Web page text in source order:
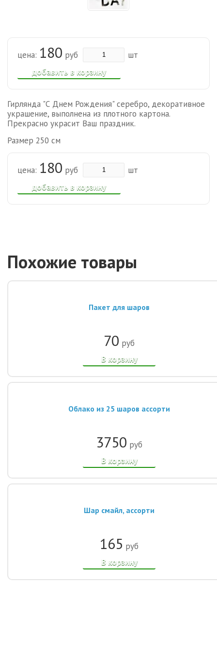
добавить в корзину
цена: 180 руб шт
Гирлянда "С Днем Рождения" серебро, декоративное
украшение, выполнена из плотного картона.
Прекрасно украсит Ваш праздник.
Размер 250 см
добавить в корзину
цена: 180 руб шт
Похожие товары
Пакет для шаров
70 руб
В корзину
Облако из 25 шаров ассорти
3750 руб
В корзину
Шар смайл, ассорти
165 руб
В корзину